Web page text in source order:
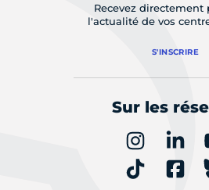
Recevez directement
l'actualité de vos
S'INSCRIRE
Sur les